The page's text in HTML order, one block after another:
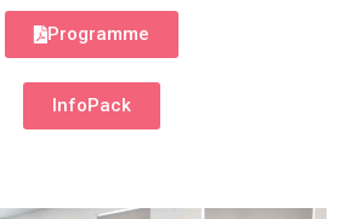
Programme
InfoPack